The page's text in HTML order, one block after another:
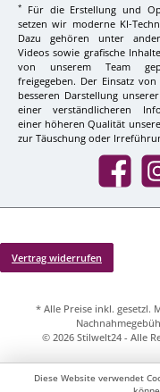
*
Für die Erstellung und
setzen wir moderne KI-
Dazu gehören unter
Videos sowie grafische
von unserem Team
freigegeben. Der Einsatz
besseren Darstellung
einer verständlicheren
einer höheren Qualität
zur Täuschung oder
Facebook
Vertrag widerrufen
* Alle Preise inkl. gesetzl.
© 2026 Stilwelt24 - Alle
Diese Website verwendet